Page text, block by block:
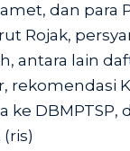
dan para
Rojak,
antara lain
rekomendasi
ke